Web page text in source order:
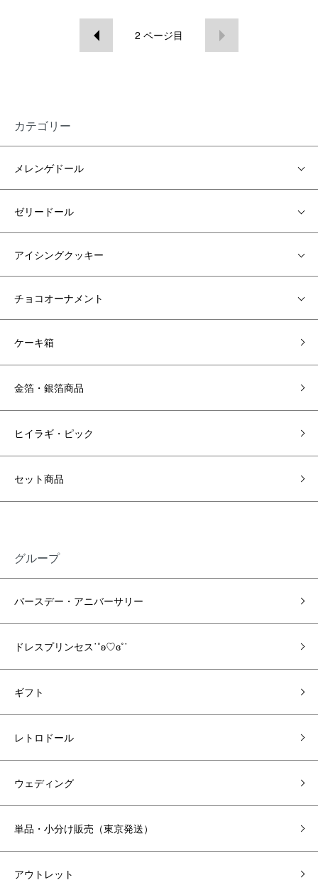
2 ページ目
カテゴリー
メレンゲドール
ゼリードール
アイシングクッキー
チョコオーナメント
ケーキ箱
金箔・銀箔商品
ヒイラギ・ピック
セット商品
グループ
バースデー・アニバーサリー
ドレスプリンセス˙˚ʚ♡ɞ˚˙
ギフト
レトロドール
ウェディング
単品・小分け販売（東京発送）
アウトレット